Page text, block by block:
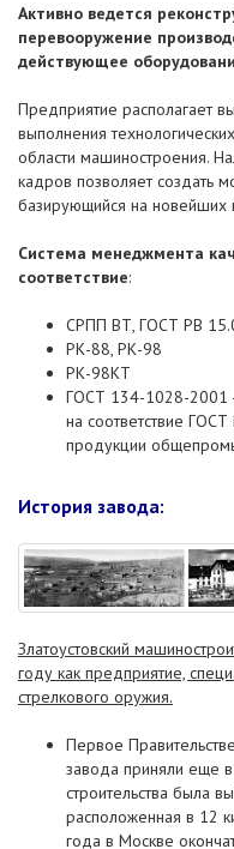
Активно ведется
перевооружение
действующее
Предприятие располагает
выполнения
области машиностроения.
кадров позволяет создать
базирующийся на новейших
Система менеджмента
соответствие:
СРПП ВТ, ГОСТ РВ
РК-88, РК-98
РК-98КТ
ГОСТ 134-1028-2001
на соответствие
продукции
История завода:
Златоустовский
году как предприятие,
стрелкового оружия.
Первое
завода приняли еще
строительства была
расположенная в 12
года в Москве